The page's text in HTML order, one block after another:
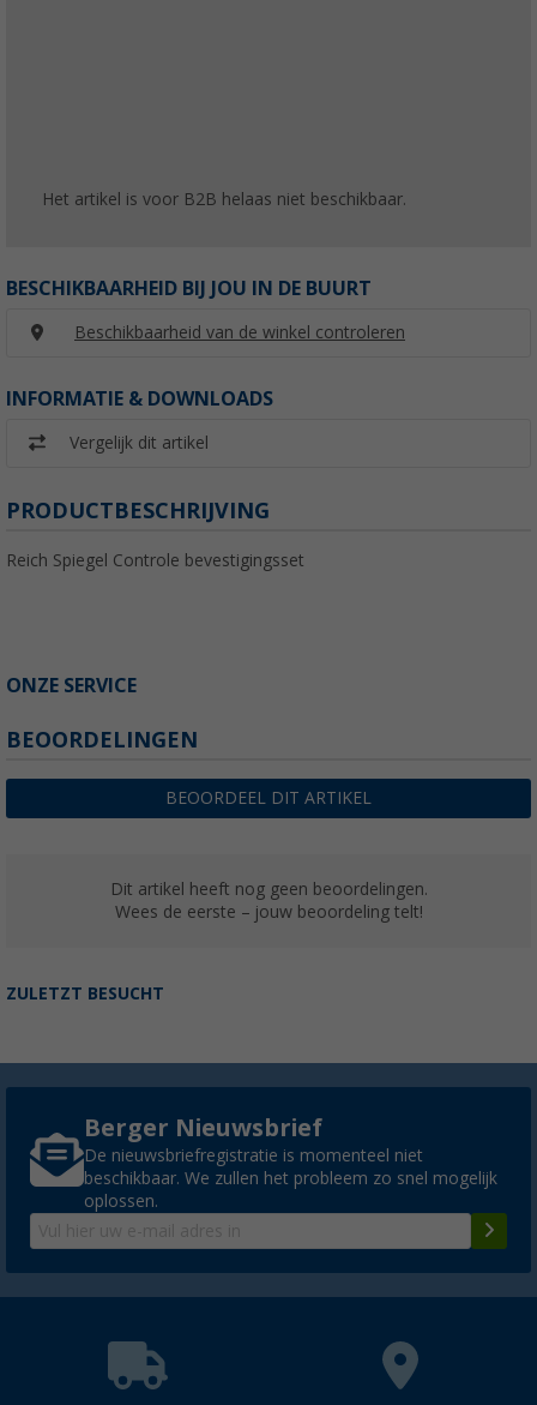
Het artikel is voor B2B helaas niet beschikbaar.
BESCHIKBAARHEID BIJ JOU IN DE BUURT
Beschikbaarheid van de winkel controleren
INFORMATIE & DOWNLOADS
Vergelijk dit artikel
PRODUCTBESCHRIJVING
Reich Spiegel Controle bevestigingsset
ONZE SERVICE
BEOORDELINGEN
BEOORDEEL DIT ARTIKEL
Dit artikel heeft nog geen beoordelingen.
Wees de eerste – jouw beoordeling telt!
ZULETZT BESUCHT
Berger Nieuwsbrief
De nieuwsbriefregistratie is momenteel niet
beschikbaar. We zullen het probleem zo snel mogelijk
oplossen.